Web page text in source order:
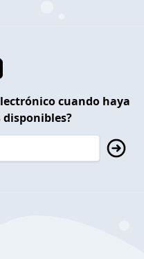
cuando haya
disponibles?